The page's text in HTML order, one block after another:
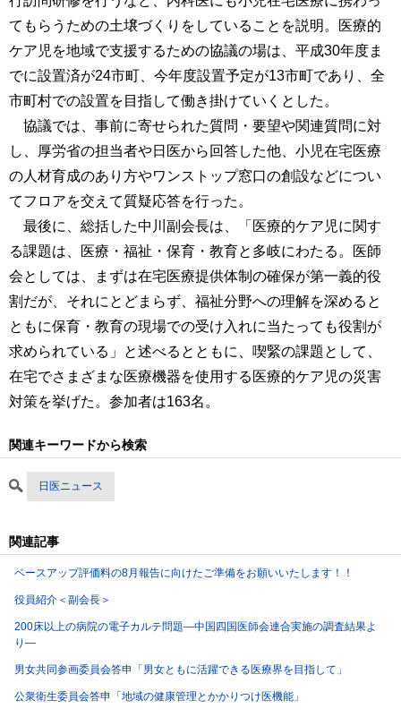
てもらうための土壌づくりをしていることを説明。医療的
ケア児を地域で支援するための協議の場は、平成30年度ま
でに設置済が24市町、今年度設置予定が13市町であり、全
市町村での設置を目指して働き掛けていくとした。
協議では、事前に寄せられた質問・要望や関連質問に対
し、厚労省の担当者や日医から回答した他、小児在宅医療
の人材育成のあり方やワンストップ窓口の創設などについ
てフロアを交えて質疑応答を行った。
最後に、総括した中川副会長は、「医療的ケア児に関す
る課題は、医療・福祉・保育・教育と多岐にわたる。医師
会としては、まずは在宅医療提供体制の確保が第一義的役
割だが、それにとどまらず、福祉分野への理解を深めると
ともに保育・教育の現場での受け入れに当たっても役割が
求められている」と述べるとともに、喫緊の課題として、
在宅でさまざまな医療機器を使用する医療的ケア児の災害
対策を挙げた。参加者は163名。
関連キーワードから検索
日医ニュース
関連記事
ベースアップ評価料の8月報告に向けたご準備をお願いいたします！！
役員紹介＜副会長＞
200床以上の病院の電子カルテ問題―中国四国医師会連合実施の調査結果よ
り―
男女共同参画委員会答申「男女ともに活躍できる医療界を目指して」
公衆衛生委員会答申「地域の健康管理とかかりつけ医機能」